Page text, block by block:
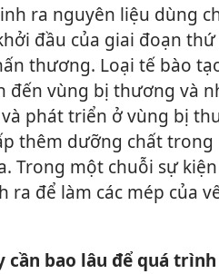
ra nguyên liệu dùng
đầu của giai đoạn
thương. Loại tế bào
vùng bị thương và
phát triển ở vùng bị
thêm dưỡng chất trong
Trong một chuỗi sự
ra để làm các mép của
bao lâu để quá